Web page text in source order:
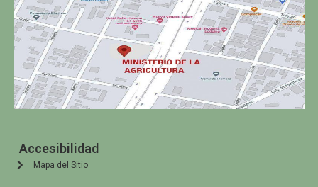
Accesibilidad
Mapa del Sitio